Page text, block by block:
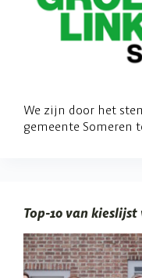
We zijn door het
gemeente Someren
Top-10 van